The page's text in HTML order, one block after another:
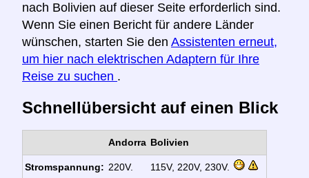
nach Bolivien auf dieser Seite erforderlich sind.
Wenn Sie einen Bericht für andere Länder
wünschen, starten Sie den Assistenten erneut,
um hier nach elektrischen Adaptern für Ihre
Reise zu suchen .
Schnellübersicht auf einen Blick
Andorra Bolivien
Stromspannung: 220V. 115V, 220V, 230V.